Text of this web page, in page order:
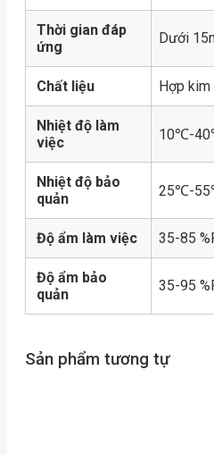
Thời gian đáp
ứng
Dưới
Chất liệu Hợp kim
Nhiệt độ làm
việc
10℃-
Nhiệt độ bảo
quản
25℃-
Độ ẩm làm việc 35-85
Độ ẩm bảo
quản
35-95
Sản phẩm tương tự